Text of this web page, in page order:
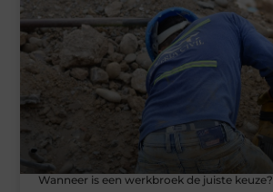
Wanneer is een werkbroek de juiste keuze?